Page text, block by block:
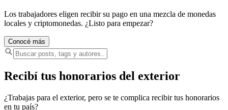
Los trabajadores eligen recibir su pago en una mezcla de monedas
locales y criptomonedas. ¿Listo para empezar?
Conocé más
Recibí tus honorarios del exterior
¿Trabajas para el exterior, pero se te complica recibir tus honorarios
en tu país?